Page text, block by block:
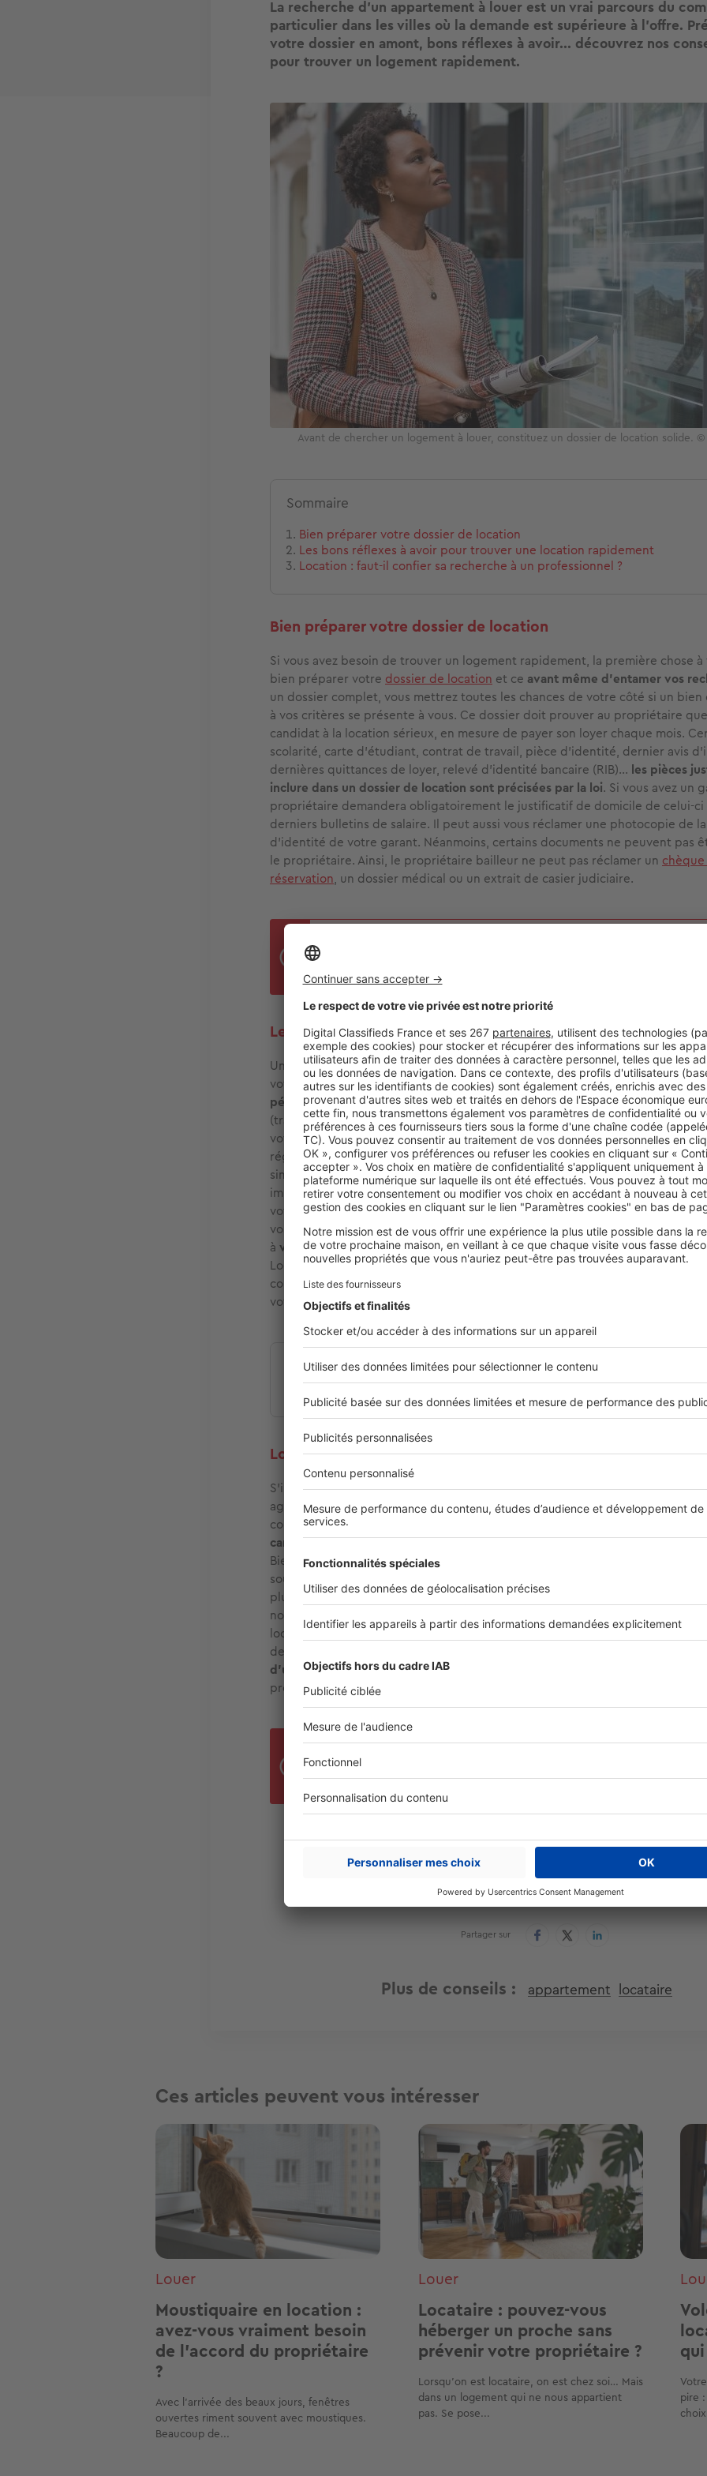
La recherche d’un appartement à louer est un vrai parcours du
particulier dans les villes où la demande est supérieure à l’offre.
votre dossier en amont, bons réflexes à avoir... découvrez nos
pour trouver un logement rapidement.
Image
Avant de chercher un logement à louer, constituez un dossier de location solide.
Sommaire
Bien préparer votre dossier de location
Les bons réflexes à avoir pour trouver une location rapidement
Location : faut-il confier sa recherche à un professionnel ?
Bien préparer votre dossier de location
Si vous avez besoin de trouver un logement rapidement, la première chose
bien préparer votre dossier de location et ce avant même d’entamer vos
un dossier complet, vous mettrez toutes les chances de votre côté si un
à vos critères se présente à vous. Ce dossier doit prouver au propriétaire
candidat à la location sérieux, en mesure de payer son loyer chaque mois.
scolarité, carte d'étudiant, contrat de travail, pièce d’identité, dernier avis
dernières quittances de loyer, relevé d’identité bancaire (RIB)... les pièces
inclure dans un dossier de location sont précisées par la loi. Si vous avez un
propriétaire demandera obligatoirement le justificatif de domicile de celui-ci
derniers bulletins de salaire. Il peut aussi vous réclamer une photocopie de
d'identité de votre garant. Néanmoins, certains documents ne peuvent pas
le propriétaire. Ainsi, le propriétaire bailleur ne peut pas réclamer un
réservation, un dossier médical ou un extrait de casier judiciaire.
Les bons réflexes à avoir pour trouver une location
Une fois votre dossier de location complet, vous allez pouvoir vous mettre en
votre futur logement de façon sereine. Dans un premier temps, pensez à
périmètre de recherche, en sélectionnant des secteurs répondant à vos
(transports, commerces…) et où les loyers pratiqués correspondent à votre
votre périmètre de recherche établi, il est important de consulter les
régulièrement pour ne pas passer à côté d’un bien répondant à vos besoins.
simplicité, téléchargez sur votre smartphone lesapplicationsdes sites
immobilières comme SeLoger. Pour optimiser votre recherche, créez un
votre projet immobilier et demandez à recevoir des alertes lorsque un bien
vos critères arrive sur le marché. Si c’est le cas, pensez à faire une copie de
à vous renseigner sur les aides dont vous pouvez bénéficieravant d’aller le
Logement,garantie Visale, etc.), en particulier si vous êtes étudiant ou que
contrat de travail précaire. Cela rassurera le propriétaire quant à votre
votre loyer chaque mois.
Estimez le loyer de votre bien Estimer
Location : faut-il confier sa recherche à un professionnel ?
S’il est tout à fait possible de louer son logement de particulier à particulier,
agence présente plusieurs avantages. En plus de pouvoir vous accompagner
constitution de votre dossier de location,
carnet d’adresseset peuvent vous proposer de nombreux biens répondant à
Bien qu’avoir recours à une agence implique le paiement d’
souvent 1 mois de loyer, c’est donc le meilleur moyen de trouver un bien
plus, l’agence joue le rôle d’intermédiaire entre le locataire et le propriétaire.
notamment vous guider et vous renseigner sur vos droits et obligations en
locataire. En outre, vous n’avez aucune démarche à effectuer en dehors de la
de votre dossier. Enfin, passer par une
d’un contrat de bail réglementaire
, assurant ainsi la protection de vos
propriétaire.
Dans certaines agglomérations françaises comme Paris, Lille ou
Bordeaux,les loyers des logements sont encadrés.
Cet article vous a été utile ?
Partager sur
Plus de conseils appartement locataire
Ces articles peuvent vous intéresser
Louer
Moustiquaire en location :
avez-vous vraiment besoin
de l’accord du propriétaire
?
Avec l’arrivée des beaux jours, fenêtres
ouvertes riment souvent avec moustiques.
Beaucoup de...
Image
Louer
Locataire : pouvez-vous
héberger un proche sans
prévenir votre propriétaire ?
Lorsqu'on est locataire, on est chez soi… Mais
dans un logement qui ne nous appartient
pas. Se pose...
pire